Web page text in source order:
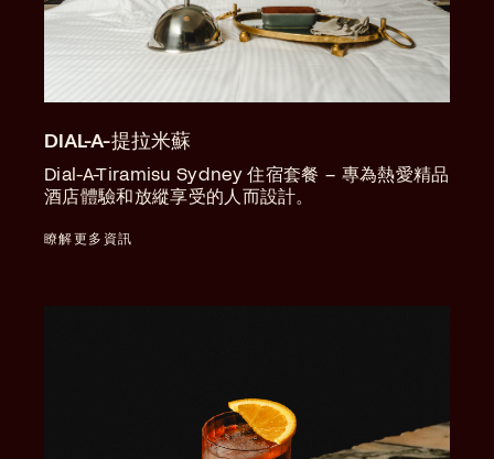
DIAL-A-提拉米蘇
Dial-A-Tiramisu Sydney 住宿套餐 – 專為熱愛精品
酒店體驗和放縱享受的人而設計。
瞭解更多資訊